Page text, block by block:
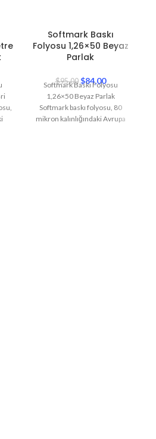
Softmark Baskı
Folyosu 1,26×50 Beyaz
Parlak
$95,00 $84,00
Softmark Baskı Folyosu
1,26×50 Beyaz Parlak
Softmark baskı folyosu, 80
mikron kalınlığındaki Avrupa